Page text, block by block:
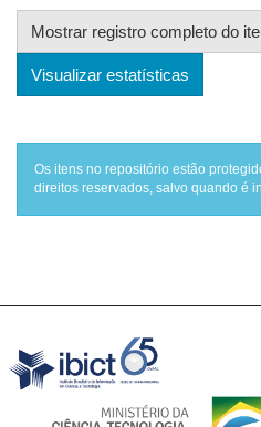
Mostrar registro completo do
Visualizar estatísticas
Os itens no repositório estão
direitos reservados, salvo quando é